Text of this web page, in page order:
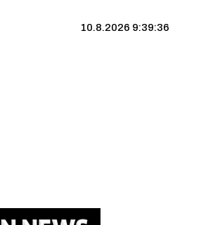
10.8.2026 9:39:37